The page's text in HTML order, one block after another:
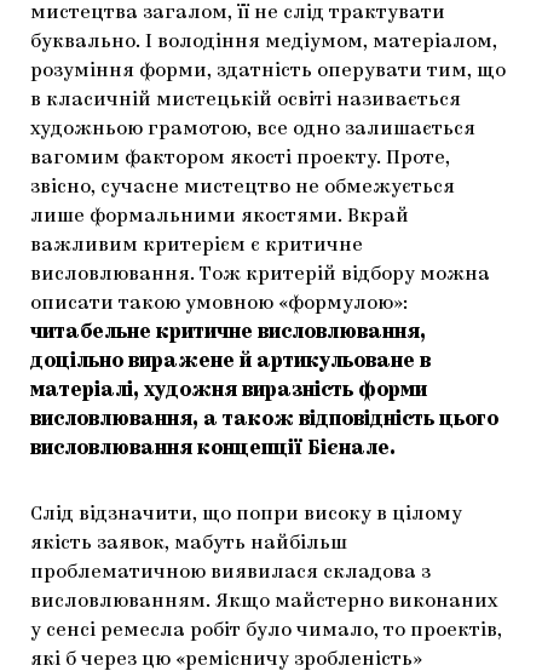
мистецтва загалом, її не слід трактувати
буквально. І володіння медіумом, матеріалом,
розуміння форми, здатність оперувати тим, що
в класичній мистецькій освіті називається
художньою грамотою, все одно залишається
вагомим фактором якості проекту. Проте,
звісно, сучасне мистецтво не обмежується
лише формальними якостями. Вкрай
важливим критерієм є критичне
висловлювання. Тож критерій відбору можна
описати такою умовною «формулою»:
читабельне критичне висловлювання,
доцільно виражене й артикульоване в
матеріалі, художня виразність форми
висловлювання, а також відповідність цього
висловлювання концепції Бієнале.
Слід відзначити, що попри високу в цілому
якість заявок, мабуть найбільш
проблематичною виявилася складова з
висловлюванням. Якщо майстерно виконаних
у сенсі ремесла робіт було чимало, то проектів,
які б через цю «ремісничу зробленість»